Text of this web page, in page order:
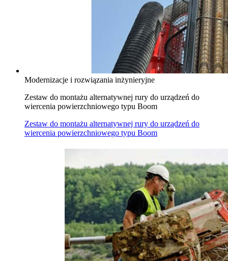
Modernizacje i rozwiązania inżynieryjne
Zestaw do montażu alternatywnej rury do urządzeń do
wiercenia powierzchniowego typu Boom
Zestaw do montażu alternatywnej rury do urządzeń do
wiercenia powierzchniowego typu Boom